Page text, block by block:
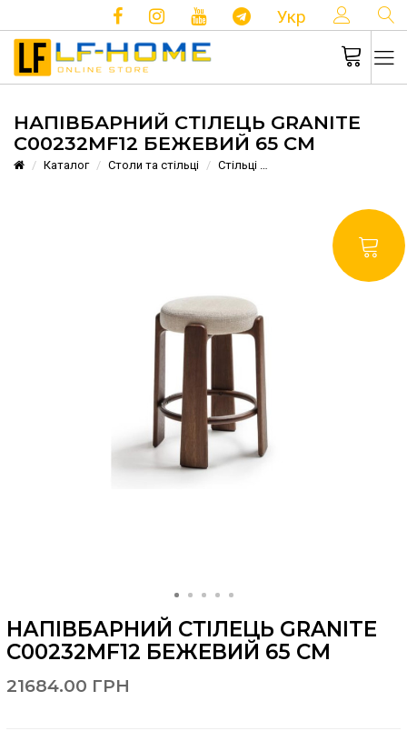
Укр
НАПІВБАРНИЙ СТІЛЕЦЬ GRANITE
C00232MF12 БЕЖЕВИЙ 65 СМ
Каталог Столи та стільці Стільці
НАПІВБАРНИЙ СТІЛЕЦЬ GRANITE
C00232MF12 БЕЖЕВИЙ 65 СМ
21684.00 ГРН